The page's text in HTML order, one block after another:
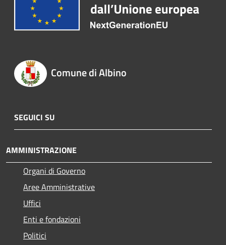
Comune di Albino
SEGUICI SU
AMMINISTRAZIONE
Organi di Governo
Aree Amministrative
Uffici
Enti e fondazioni
Politici